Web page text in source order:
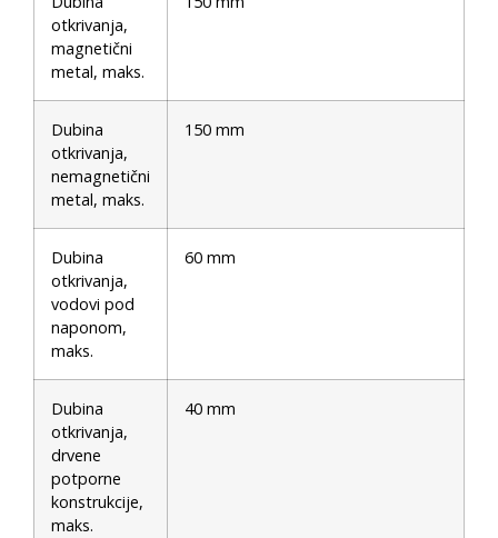
otkrivanja,
magnetični
metal, maks.
Dubina
otkrivanja,
nemagnetični
metal, maks.
150 mm
Dubina
otkrivanja,
vodovi pod
naponom,
maks.
60 mm
Dubina
otkrivanja,
drvene
potporne
konstrukcije,
maks.
40 mm